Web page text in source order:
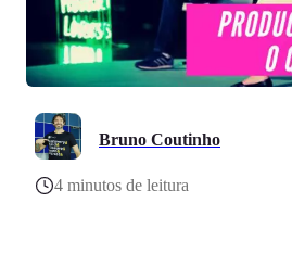
Bruno Coutinho
4 minutos de leitura